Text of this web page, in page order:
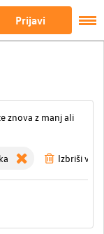
Prijavi
znova z manj ali
Izbriši vse